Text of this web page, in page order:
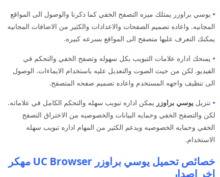
• يوسي براوزر يمتلك ميزه التصفح الخفي كما ذكرنا والوصول الى المواقع
المجانيه. واعاده تصميم الصفحات والاعدادات والكثير من الاضافات المجانيه
يمكنك التعرف عليها متصفح الى المواقع بسرعه كبيره.
• يمنحك اداره علامات التبويب بكل سهوله وتصفح الخفي والتحكم في
الفيديو. لكن من حيث الصوت والتعديل عليه باستخدام الايماءات. الوصول
الى تنظيف واجهه المستخدم واعاده تصميم صفحه المتصفح.
• تنزيل يوسي براوزر يمكن اداره تبويب سهله والتحكم الكامل في علاماته.
لكن والتصفح الخفي وحمايه البيانات والخصوصيه من الاختراق التصفح
الخفي وحمايه الخصوصيه ويدعم الكثير من المهام اداره تبويب سهله
الاستخدام.
خصائص تحميل يوسي براوزر UC Browser مهكر
اخر اصدار